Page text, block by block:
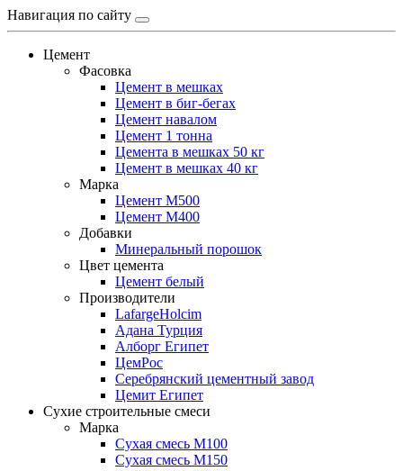
Навигация по сайту
Цемент
Фасовка
Цемент в мешках
Цемент в биг-бегах
Цемент навалом
Цемент 1 тонна
Цемента в мешках 50 кг
Цемент в мешках 40 кг
Марка
Цемент М500
Цемент М400
Добавки
Минеральный порошок
Цвет цемента
Цемент белый
Производители
LafargeHolcim
Адана Турция
Алборг Египет
ЦемРос
Серебрянский цементный завод
Цемит Египет
Сухие строительные смеси
Марка
Сухая смесь М100
Сухая смесь М150